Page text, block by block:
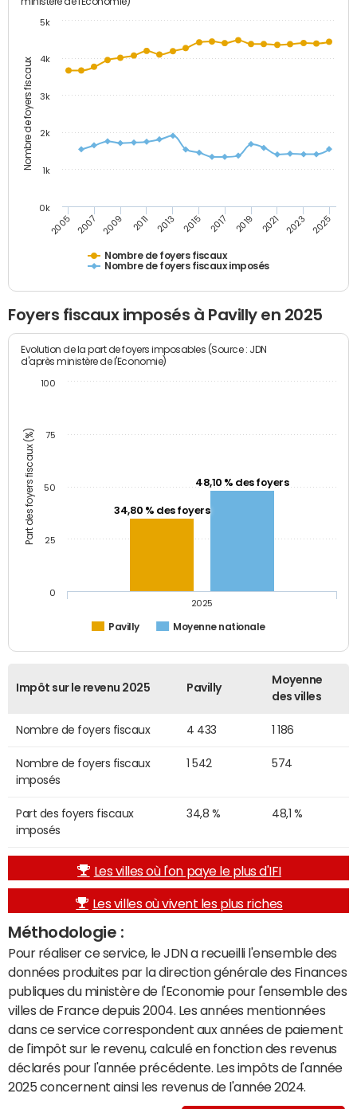
Nombre de foyers fiscaux
Nombre de foyers fiscaux
Nombre de foyers fiscaux imposés
2005 2007 2009 2011 2013 2015 2017 2019 2021 2023 2025
0k
1k
2k
3k
4k
5k
Foyers fiscaux imposés à Pavilly en 2025
Part des foyers fiscaux (%)
Evolution de la part de foyers imposables (Source : JDN
d'après ministère de l'Economie)
34,80 % des foyers
48,10 % des foyers
Pavilly Moyenne nationale
2025
0
25
50
75
100
Impôt sur le revenu 2025 Pavilly
Moyenne
des villes
Nombre de foyers fiscaux 4 433 1 186
Nombre de foyers fiscaux
imposés
1 542 574
Part des foyers fiscaux
imposés
34,8 % 48,1 %
Les villes où l'on paye le plus d'IFI
Les villes où vivent les plus riches
Méthodologie :
Pour réaliser ce service, le JDN a recueilli l'ensemble des
données produites par la direction générale des Finances
publiques du ministère de l'Economie pour l'ensemble des
villes de France depuis 2004. Les années mentionnées
dans ce service correspondent aux années de paiement
de l'impôt sur le revenu, calculé en fonction des revenus
déclarés pour l'année précédente. Les impôts de l'année
2025 concernent ainsi les revenus de l'année 2024.